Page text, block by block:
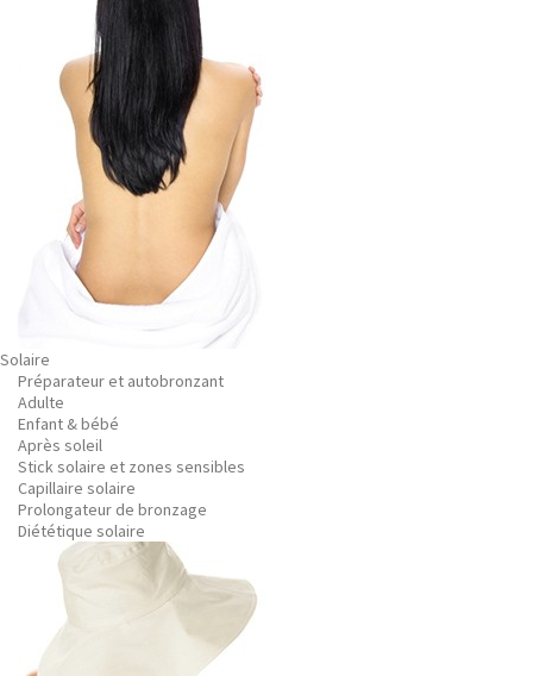
Solaire
Préparateur et autobronzant
Adulte
Enfant & bébé
Après soleil
Stick solaire et zones sensibles
Capillaire solaire
Prolongateur de bronzage
Diététique solaire